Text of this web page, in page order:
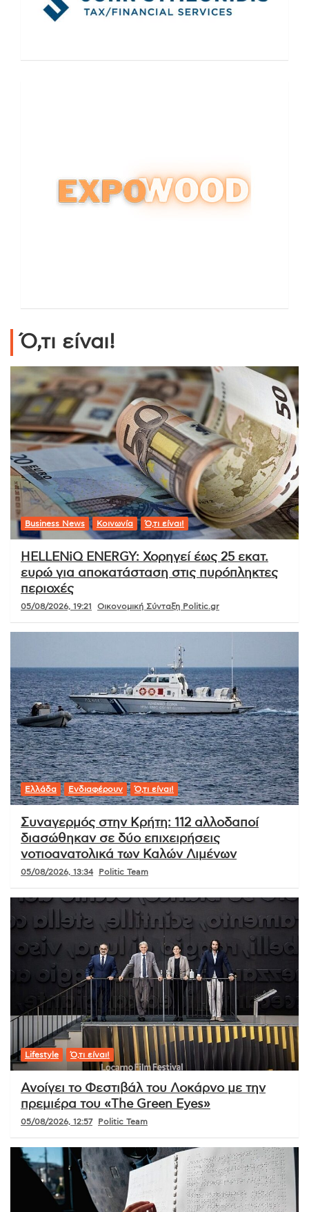
Ό,τι είναι!
Business News Κοινωνία Ό,τι είναι!
HELLENiQ ENERGY: Χορηγεί έως 25 εκατ.
ευρώ για αποκατάσταση στις πυρόπληκτες
περιοχές
05/08/2026, 19:21 Οικονομική Σύνταξη Politic.gr
Ελλάδα Ενδιαφέρουν Ό,τι είναι!
Συναγερμός στην Κρήτη: 112 αλλοδαποί
διασώθηκαν σε δύο επιχειρήσεις
νοτιοανατολικά των Καλών Λιμένων
05/08/2026, 13:34 Politic Team
Lifestyle Ό,τι είναι!
Ανοίγει το Φεστιβάλ του Λοκάρνο με την
πρεμιέρα του «The Green Eyes»
05/08/2026, 12:57 Politic Team